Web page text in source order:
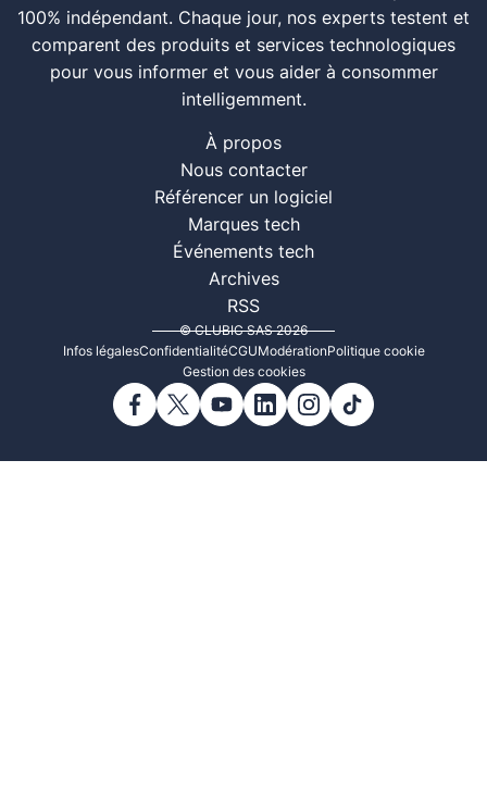
100% indépendant. Chaque jour, nos experts testent et
comparent des produits et services technologiques
pour vous informer et vous aider à consommer
intelligemment.
À propos
Nous contacter
Référencer un logiciel
Marques tech
Événements tech
Archives
RSS
© CLUBIC SAS 2026
Infos légalesConfidentialitéCGUModérationPolitique cookie
Gestion des cookies